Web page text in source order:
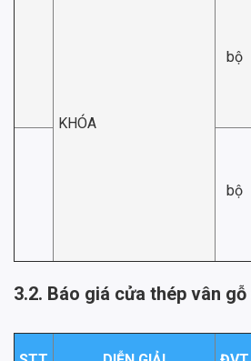
KHÓA
bộ
bộ
3.2. Báo giá cửa thép vân